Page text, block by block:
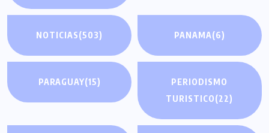
NOTICIAS(503) PANAMA(6)
PARAGUAY(15)
PERIODISMO
TURISTICO(22)